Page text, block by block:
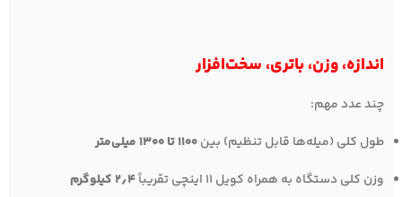
اندازه، وزن، باتری، سخت‌افزار
چند عدد مهم:
طول کلی (میله‌ها قابل تنظیم) بین۱۱۰۰ تا ۱۳۰۰ میلی‌متر
وزن کلی دستگاه به همراه کویل 11 اینچی تقریباً
۲٫۴ کیلوگرم